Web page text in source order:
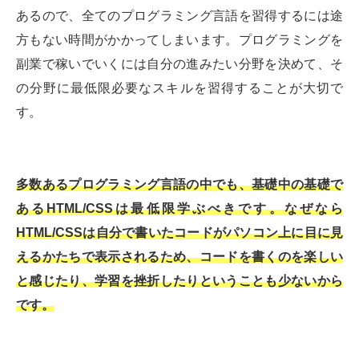
あるので、全てのプログラミング言語を習得するには途
方もない時間がかかってしまいます。プログラミングを
副業で稼いでいくには自分の進みたい分野を決めて、そ
の分野に最低限必要なスキルを習得することが大切で
す。
多数あるプログラミング言語の中でも、基礎中の基礎で
あるHTML/CSSは最低限学ぶべきです。なぜなら
HTML/CSSは自分で書いたコードがパソコン上に目に見
えるかたちで表示されるため、コードを書くのを楽しい
と感じたり、学習を挫折したりということも少ないから
です。